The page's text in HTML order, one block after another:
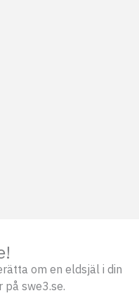
om en eldsjäl i din
på swe3.se.